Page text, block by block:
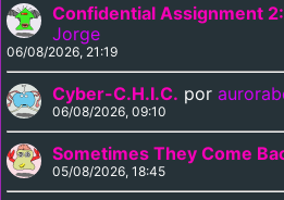
Confidential Assignment
Jorge
06/08/2026, 21:19
Cyber-C.H.I.C. por
06/08/2026, 09:10
Sometimes They Come
05/08/2026, 18:45